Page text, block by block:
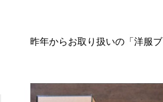
昨年からお取り扱いの「洋服